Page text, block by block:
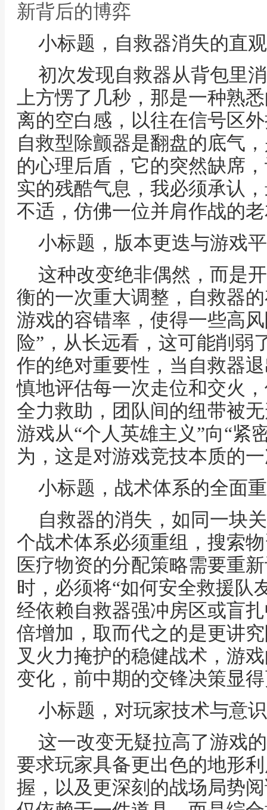
新背后的博弈
小标题，自救器消失的直
初次发现自救器从背包里
上方愣了几秒，那是一种熟
离的空白感，以往在信号区
自救型除颤器是翻盘的底气
的心理后盾，它的突然缺席
实的残酷气息，我必须承认
不适，仿佛一位并肩作战的
小标题，版本更迭与游戏
这种改变绝非偶然，而是
衡的一次重大调整，自救器
游戏的容错率，使得一些高
险”，从长远看，这可能削弱
作的绝对重要性，当自救器
慎地评估每一次走位和交火
全力救助，团队间的纽带被
游戏从“个人英雄主义”向“紧
为，这是对游戏竞技本质的
小标题，战术体系的全面
自救器的消失，如同一块
个战术体系必须重组，搜索
医疗物资的分配策略需要重
时，必须将“如何安全救援队
经依赖自救器强冲房区或盲
倍增加，取而代之的是更讲
叉火力掩护的稳健战术，游
变化，前中期的交锋决策显
小标题，对玩家技术与意
这一改变无疑拉高了游戏
要求玩家具备更出色的地形
握，以及更深刻的战场局势